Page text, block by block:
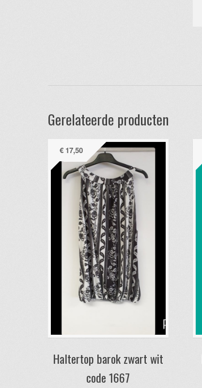
Gerelateerde producten
Haltertop barok zwart wit
code 1667
€ 17,50